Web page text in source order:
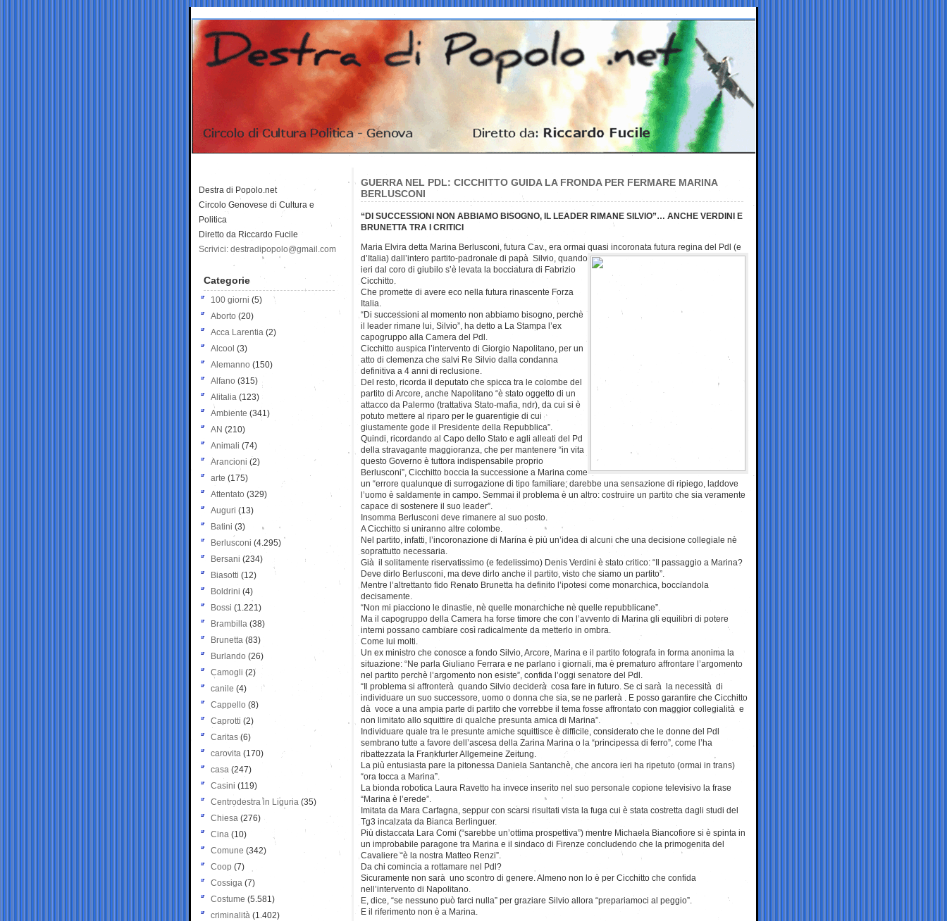
GUERRA NEL PDL: CICCHITTO GUIDA LA FRONDA PER FERMARE MARINA
BERLUSCONI
“DI SUCCESSIONI NON ABBIAMO BISOGNO, IL LEADER RIMANE SILVIO”… ANCHE VERDINI E
BRUNETTA TRA I CRITICI
Maria Elvira detta Marina Berlusconi, futura Cav., era ormai quasi incoronata futura regina del Pdl (e
d’Italia) dall’intero partito-padronale di papà Silvio, quando
ieri dal coro di giubilo s’è levata la bocciatura di Fabrizio
Cicchitto.
Che promette di avere eco nella futura rinascente Forza
Italia.
“Di successioni al momento non abbiamo bisogno, perchè
il leader rimane lui, Silvio”, ha detto a La Stampa l’ex
capogruppo alla Camera del Pdl.
Cicchitto auspica l’intervento di Giorgio Napolitano, per un
atto di clemenza che salvi Re Silvio dalla condanna
definitiva a 4 anni di reclusione.
Del resto, ricorda il deputato che spicca tra le colombe del
partito di Arcore, anche Napolitano “è stato oggetto di un
attacco da Palermo (trattativa Stato-mafia, ndr), da cui si è
potuto mettere al riparo per le guarentigie di cui
giustamente gode il Presidente della Repubblica”.
Quindi, ricordando al Capo dello Stato e agli alleati del Pd
della stravagante maggioranza, che per mantenere “in vita
questo Governo è tuttora indispensabile proprio
Berlusconi”, Cicchitto boccia la successione a Marina come
un “errore qualunque di surrogazione di tipo familiare; darebbe una sensazione di ripiego, laddove
l’uomo è saldamente in campo. Semmai il problema è un altro: costruire un partito che sia veramente
capace di sostenere il suo leader”.
Insomma Berlusconi deve rimanere al suo posto.
A Cicchitto si uniranno altre colombe.
Nel partito, infatti, l’incoronazione di Marina è più un’idea di alcuni che una decisione collegiale nè
soprattutto necessaria.
Già il solitamente riservatissimo (e fedelissimo) Denis Verdini è stato critico: “Il passaggio a Marina?
Deve dirlo Berlusconi, ma deve dirlo anche il partito, visto che siamo un partito”.
Mentre l’altrettanto fido Renato Brunetta ha definito l’ipotesi come monarchica, bocciandola
decisamente.
“Non mi piacciono le dinastie, nè quelle monarchiche nè quelle repubblicane”.
Ma il capogruppo della Camera ha forse timore che con l’avvento di Marina gli equilibri di potere
interni possano cambiare così radicalmente da metterlo in ombra.
Come lui molti.
Un ex ministro che conosce a fondo Silvio, Arcore, Marina e il partito fotografa in forma anonima la
situazione: “Ne parla Giuliano Ferrara e ne parlano i giornali, ma è prematuro affrontare l’argomento
nel partito perchè l’argomento non esiste”, confida l’oggi senatore del Pdl.
“Il problema si affronterà quando Silvio deciderà cosa fare in futuro. Se ci sarà la necessità di
individuare un suo successore, uomo o donna che sia, se ne parlerà . E posso garantire che Cicchitto
dà voce a una ampia parte di partito che vorrebbe il tema fosse affrontato con maggior collegialità e
non limitato allo squittire di qualche presunta amica di Marina”.
Individuare quale tra le presunte amiche squittisce è difficile, considerato che le donne del Pdl
sembrano tutte a favore dell’ascesa della Zarina Marina o la “principessa di ferro”, come l’ha
ribattezzata la Frankfurter Allgemeine Zeitung.
La più entusiasta pare la pitonessa Daniela Santanchè, che ancora ieri ha ripetuto (ormai in trans)
“ora tocca a Marina”.
La bionda robotica Laura Ravetto ha invece inserito nel suo personale copione televisivo la frase
“Marina è l’erede”.
Imitata da Mara Carfagna, seppur con scarsi risultati vista la fuga cui è stata costretta dagli studi del
Tg3 incalzata da Bianca Berlinguer.
Più distaccata Lara Comi (“sarebbe un’ottima prospettiva”) mentre Michaela Biancofiore si è spinta in
un improbabile paragone tra Marina e il sindaco di Firenze concludendo che la primogenita del
Cavaliere “è la nostra Matteo Renzi”.
Da chi comincia a rottamare nel Pdl?
Sicuramente non sarà uno scontro di genere. Almeno non lo è per Cicchitto che confida
nell’intervento di Napolitano.
E, dice, “se nessuno può farci nulla” per graziare Silvio allora “prepariamoci al peggio”.
E il riferimento non è a Marina.
Destra di Popolo.net
Circolo Genovese di Cultura e
Politica
Diretto da Riccardo Fucile
Scrivici: destradipopolo@gmail.com
Categorie
100 giorni (5)
Aborto (20)
Acca Larentia (2)
Alcool (3)
Alemanno (150)
Alfano (315)
Alitalia (123)
Ambiente (341)
AN (210)
Animali (74)
Arancioni (2)
arte (175)
Attentato (329)
Auguri (13)
Batini (3)
Berlusconi (4.295)
Bersani (234)
Biasotti (12)
Boldrini (4)
Bossi (1.221)
Brambilla (38)
Brunetta (83)
Burlando (26)
Camogli (2)
canile (4)
Cappello (8)
Caprotti (2)
Caritas (6)
carovita (170)
casa (247)
Casini (119)
Centrodestra in Liguria (35)
Chiesa (276)
Cina (10)
Comune (342)
Coop (7)
Cossiga (7)
Costume (5.581)
criminalità (1.402)